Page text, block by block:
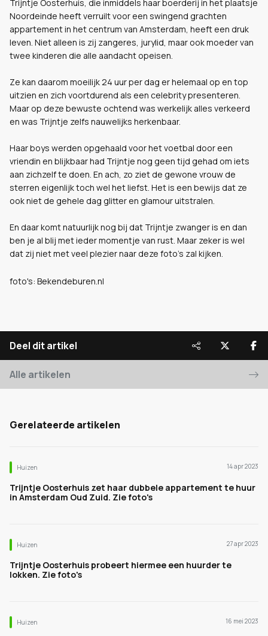
Trijntje Oosterhuis, die inmiddels haar boerderij in het plaatsje
Noordeinde heeft verruilt voor een swingend grachten
appartement in het centrum van Amsterdam, heeft een druk
leven. Niet alleen is zij zangeres, jurylid, maar ook moeder van
twee kinderen die alle aandacht opeisen.
Ze kan daarom moeilijk 24 uur per dag er helemaal op en top
uitzien en zich voortdurend als een celebrity presenteren.
Maar op deze bewuste ochtend was werkelijk alles verkeerd
en was Trijntje zelfs nauwelijks herkenbaar.
Haar boys werden opgehaald voor het voetbal door een
vriendin en blijkbaar had Trijntje nog geen tijd gehad om iets
aan zichzelf te doen. En ach, zo ziet de gewone vrouw de
sterren eigenlijk toch wel het liefst. Het is een bewijs dat ze
ook niet de gehele dag glitter en glamour uitstralen.
En daar komt natuurlijk nog bij dat Trijntje zwanger is en dan
ben je al blij met ieder momentje van rust. Maar zeker is wel
dat zij niet met veel plezier naar deze foto's zal kijken.
foto's: Bekendeburen.nl
Deel dit artikel
Alle artikelen
Gerelateerde artikelen
Huizen 14 apr 2023
Trijntje Oosterhuis zet haar dubbele appartement te huur
in Amsterdam Oud Zuid. Zie foto's
Huizen 27 apr 2023
Trijntje Oosterhuis probeert hiermee een huurder te
lokken. Zie foto's
Huizen 16 mei 2023